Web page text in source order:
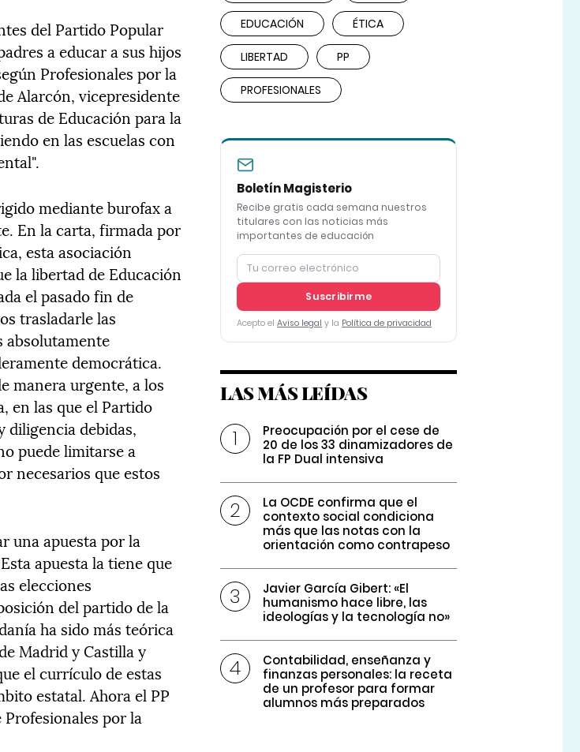
del Partido Popular
a educar a sus hijos
Profesionales por la
Alarcón, vicepresidente
de Educación para la
en las escuelas con
mediante burofax a
En la carta, firmada por
esta asociación
la libertad de Educación
el pasado fin de
trasladarle las
absolutamente
democrática.
manera urgente, a los
en las que el Partido
diligencia debidas,
puede limitarse a
necesarios que estos
una apuesta por la
apuesta la tiene que
elecciones
del partido de la
ha sido más teórica
Madrid y Castilla y
el currículo de estas
estatal. Ahora el PP
por la
EDUCACIÓN ÉTICA
LIBERTAD PP
PROFESIONALES
Boletín Magisterio
Recibe gratis cada semana nuestros
titulares con las noticias más
importantes de educación
Suscribirme
Acepto el Aviso legal y la Política de privacidad
LAS MÁS LEÍDAS
Preocupación por el cese de
20 de los 33 dinamizadores de
la FP Dual intensiva
La OCDE confirma que el
contexto social condiciona
más que las notas con la
orientación como contrapeso
Javier García Gibert: «El
humanismo hace libre, las
ideologías y la tecnología no»
Contabilidad, enseñanza y
finanzas personales: la receta
de un profesor para formar
alumnos más preparados